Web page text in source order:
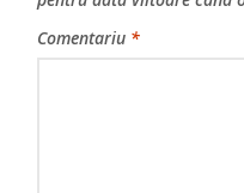
Comentariu *